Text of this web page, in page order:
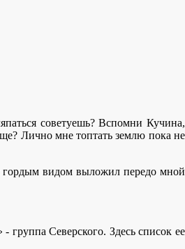
советуешь? Вспомни Кучина,
Лично мне топтать землю пока не
гордым видом выложил передо мной
Северского. Здесь список ее